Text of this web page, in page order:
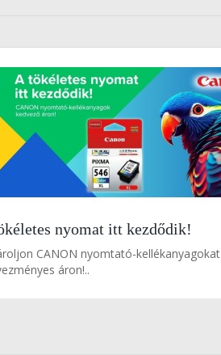
nyomat itt kezdődik!
CANON nyomtató-kellékanyagokat
áron!..